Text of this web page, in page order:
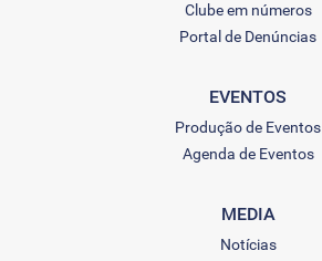
Clube em números
Portal de Denúncias
EVENTOS
Produção de Eventos
Agenda de Eventos
MEDIA
Notícias